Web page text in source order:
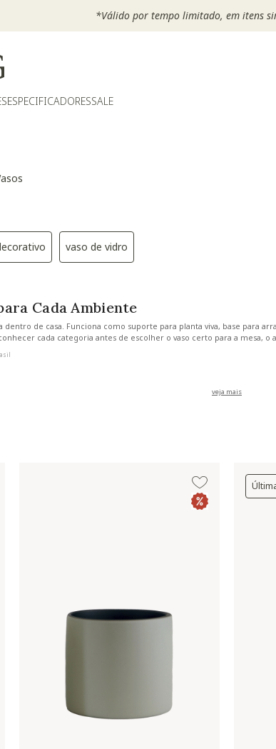
*Válido por tempo limitado, em itens
ESPECIFICADORESSALE
Atualmente refinado por Categoria: Vasos
Refinar por Categoria: vaso decorativo
vaso de vidroRefinar por Categoria: vaso de vidro
Cada Ambiente
dentro de casa. Funciona como suporte para planta viva, base para
cada categoria antes de escolher o vaso certo para a mesa, o